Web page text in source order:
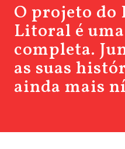
O projeto do
Litoral é
completa.
as suas
ainda mais